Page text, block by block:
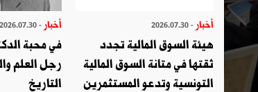
أخبار - 2026.07.30
هيئة السوق المالية تجدد
ثقتها في متانة السوق المالية
التونسية وتدعو المستثمرين
أخبار - 2026.07.30
في محبة
رجل العلم
التاريخ